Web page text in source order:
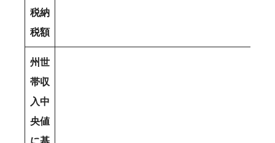
税納
税額
州世
帯収
入中
央値